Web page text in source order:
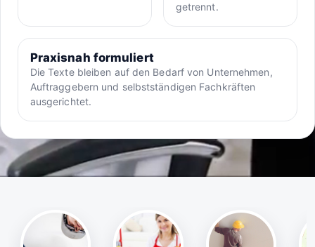
getrennt.
Praxisnah formuliert
Die Texte bleiben auf den Bedarf von Unternehmen,
Auftraggebern und selbstständigen Fachkräften
ausgerichtet.